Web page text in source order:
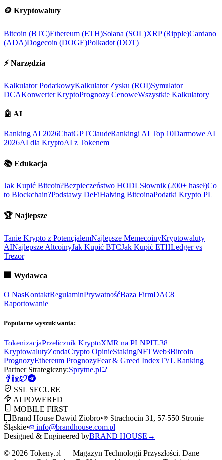
🪙 Kryptowaluty
Bitcoin (BTC)Ethereum (ETH)Solana (SOL)XRP (Ripple)Cardano
(ADA)Dogecoin (DOGE)Polkadot (DOT)
⚡ Narzędzia
Kalkulator PodatkowyKalkulator Zysku (ROI)Symulator
DCAKonwerter KryptoPrognozy CenoweWszystkie Kalkulatory
🤖 AI
Ranking AI 2026ChatGPTClaudeRankingi AI Top 10Darmowe AI
2026AI dla KryptoAI z Tokenem
📚 Edukacja
Jak Kupić Bitcoin?Bezpieczeństwo HODLSłownik (200+ haseł)Co
to Blockchain?Podstawy DeFiHalving BitcoinaPodatki Krypto PL
🏆 Najlepsze
Tanie Krypto z PotencjałemNajlepsze MemecoinyKryptowaluty
AINajlepsze AltcoinyJak Kupić BTCJak Kupić ETHLedger vs
Trezor
🏢 Wydawca
O NasKontaktRegulaminPrywatnośćBaza FirmDAC8
Raportowanie
Popularne wyszukiwania:
TokenizacjaPrzelicznik KryptoXMR na PLNPIT-38
KryptowalutyZondaCrypto OpinieStakingNFTWeb3Bitcoin
PrognozyEthereum PrognozyFear & Greed IndexTVL Ranking
Partner Strategiczny:Sprytne.pl
SSL SECURE
AI POWERED
MOBILE FIRST
🏢 Brand House Dawid Ziobro•
Strachocin 31, 57-550 Stronie
Śląskie•
info@brandhouse.com.pl
Designed & Engineered byBRAND HOUSE →
© 2026 Tokeny.pl — Magazyn Technologii Przyszłości. Dane